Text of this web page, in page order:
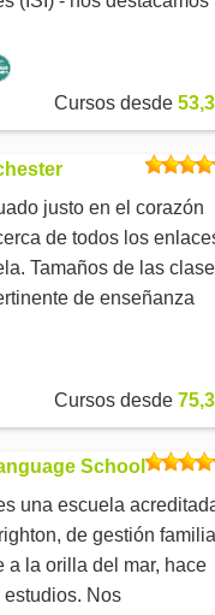
Cursos desde
justo en el corazón
de todos los
Tamaños de las
de enseñanza
Cursos desde
School
una escuela
de gestión
a la orilla del mar, hace
Nos